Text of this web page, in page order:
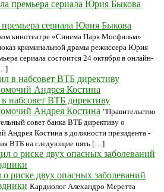
сериала Юрия Быкова
кинотеатре «Синема Парк Мосфильм»
криминальной драмы режиссера Юрия
сериала состоится 24 октября в онлайн-
набсовет ВТБ директиву
Андрея Костина "Правительство
совет банка ВТБ директиву о
Андрея Костина в должности президента -
ВТБ на следующие пять […]
риске двух опасных заболеваний
Кардиолог Алехандро Меретта